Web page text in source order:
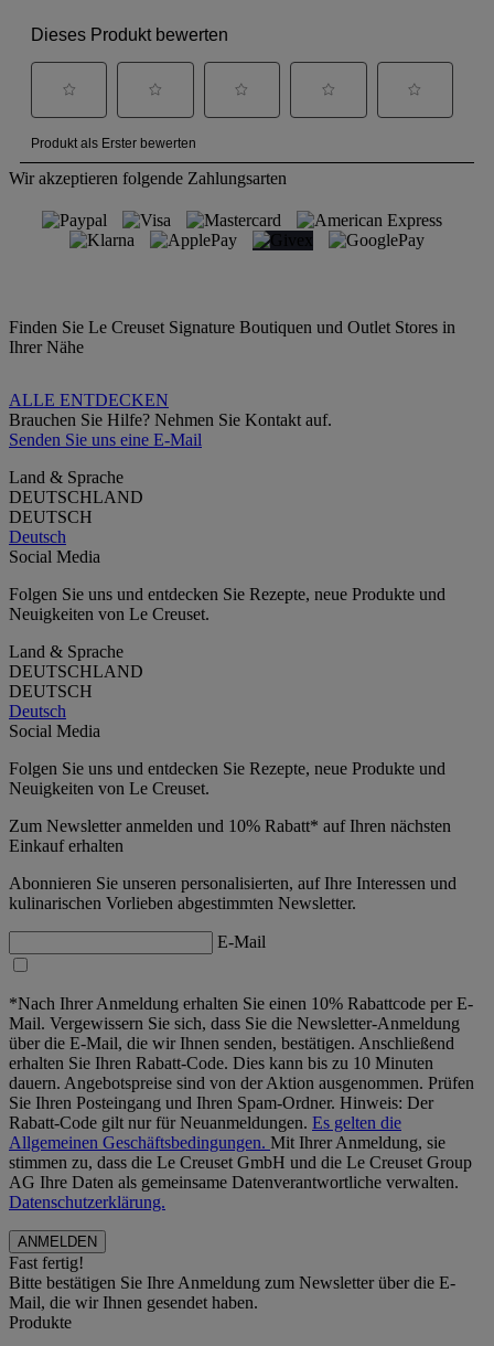
Wir akzeptieren folgende Zahlungsarten
Finden Sie Le Creuset Signature Boutiquen und Outlet Stores in
Ihrer Nähe
ALLE ENTDECKEN
Brauchen Sie Hilfe? Nehmen Sie Kontakt auf.
Senden Sie uns eine E-Mail
Land & Sprache
DEUTSCHLAND
DEUTSCH
Deutsch
Social Media
Folgen Sie uns und entdecken Sie Rezepte, neue Produkte und
Neuigkeiten von Le Creuset.
Land & Sprache
DEUTSCHLAND
DEUTSCH
Deutsch
Social Media
Folgen Sie uns und entdecken Sie Rezepte, neue Produkte und
Neuigkeiten von Le Creuset.
Zum Newsletter anmelden und 10% Rabatt* auf Ihren nächsten
Einkauf erhalten
Abonnieren Sie unseren personalisierten, auf Ihre Interessen und
kulinarischen Vorlieben abgestimmten Newsletter.
E-Mail
*Nach Ihrer Anmeldung erhalten Sie einen 10% Rabattcode per E-
Mail. Vergewissern Sie sich, dass Sie die Newsletter-Anmeldung
über die E-Mail, die wir Ihnen senden, bestätigen. Anschließend
erhalten Sie Ihren Rabatt-Code. Dies kann bis zu 10 Minuten
dauern. Angebotspreise sind von der Aktion ausgenommen. Prüfen
Sie Ihren Posteingang und Ihren Spam-Ordner. Hinweis: Der
Rabatt-Code gilt nur für Neuanmeldungen. Es gelten die
Allgemeinen Geschäftsbedingungen. Mit Ihrer Anmeldung, sie
stimmen zu, dass die Le Creuset GmbH und die Le Creuset Group
AG Ihre Daten als gemeinsame Datenverantwortliche verwalten.
Datenschutzerklärung.
Fast fertig!
Bitte bestätigen Sie Ihre Anmeldung zum Newsletter über die E-
Mail, die wir Ihnen gesendet haben.
Produkte